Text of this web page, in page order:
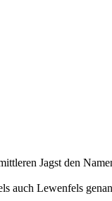
Jagst den
auch Lewenfels